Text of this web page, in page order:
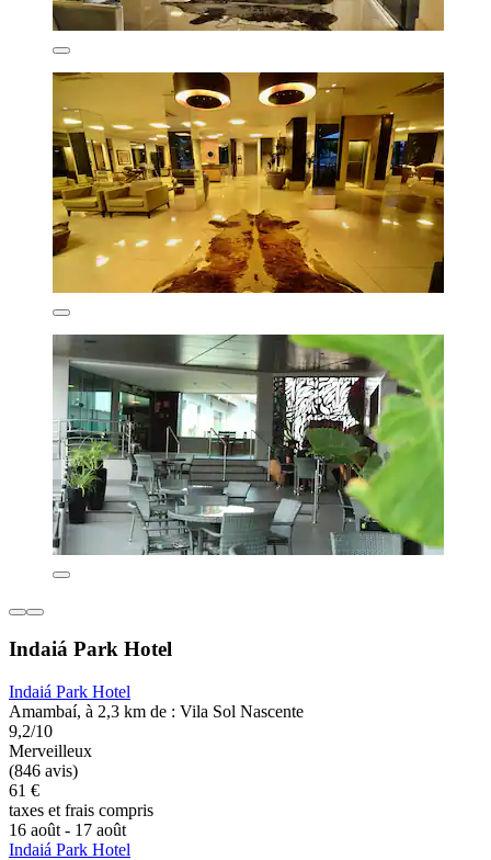
Indaiá Park Hotel
Indaiá Park Hotel
Amambaí, à 2,3 km de : Vila Sol Nascente
9,2/10
Merveilleux
(846 avis)
61 €
taxes et frais compris
16 août - 17 août
Indaiá Park Hotel